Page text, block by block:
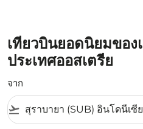
เที่ยวบินยอดนิยมของ
ประเทศออสเตรีย
จาก
flight_takeoff